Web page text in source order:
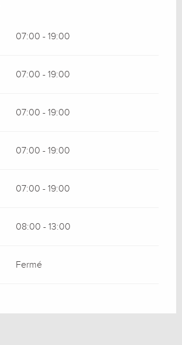
07:00 - 19:00
07:00 - 19:00
07:00 - 19:00
07:00 - 19:00
07:00 - 19:00
08:00 - 13:00
Fermé